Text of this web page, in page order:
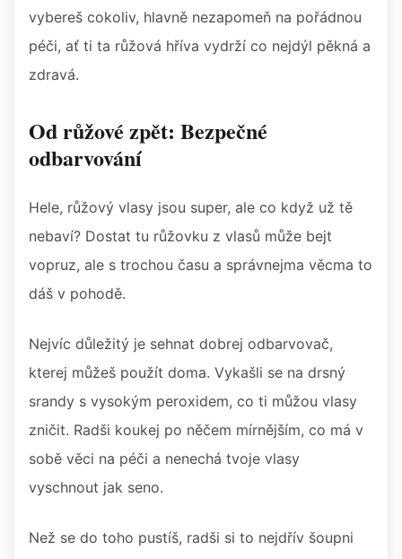
vybereš cokoliv, hlavně nezapomeň na pořádnou
péči, ať ti ta růžová hříva vydrží co nejdýl pěkná a
zdravá.
Od růžové zpět: Bezpečné
odbarvování
Hele, růžový vlasy jsou super, ale co když už tě
nebaví? Dostat tu růžovku z vlasů může bejt
vopruz, ale s trochou času a správnejma věcma to
dáš v pohodě.
Nejvíc důležitý je sehnat dobrej odbarvovač,
kterej můžeš použít doma. Vykašli se na drsný
srandy s vysokým peroxidem, co ti můžou vlasy
zničit. Radši koukej po něčem mírnějším, co má v
sobě věci na péči a nenechá tvoje vlasy
vyschnout jak seno.
Než se do toho pustíš, radši si to nejdřív šoupni